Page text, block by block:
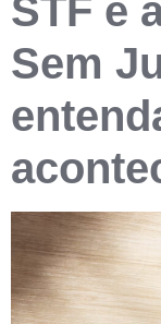
STF e
Sem